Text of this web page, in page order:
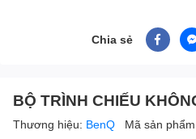
Chia sẻ
BỘ TRÌNH CHIẾU
Thương hiệu: BenQ Mã sản